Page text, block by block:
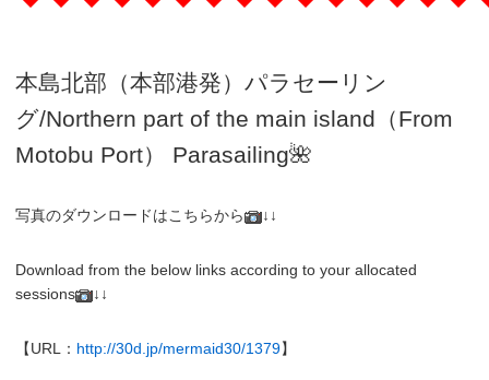
本島北部（本部港発）パラセーリン
グ/Northern part of the main island（From
Motobu Port）
Parasailing🌺
写真のダウンロードはこちらから ↓↓
Download from the below links according to your allocated
sessions
↓↓
【URL： http://30d.jp/mermaid30/1379】